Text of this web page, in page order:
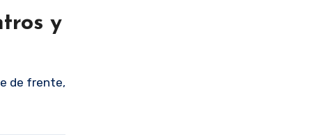
y
de frente,